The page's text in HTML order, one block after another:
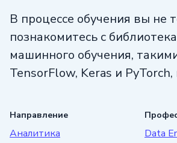
В процессе обучения вы не
познакомитесь с
машинного обучения,
TensorFlow, Keras и
Вы изучите основные
машинного и глубокого
Направление
Аналитика Data